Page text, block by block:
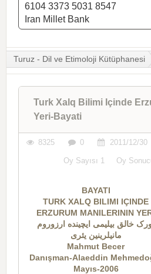
6104 3373 5031 8547
Iran Millet Bank
Turuz - Dil ve Etimoloji Kütüphanesi
Turk Xalq Bilimi Içinde
Yeri-Bayati
8325 0 2011/12/30
Oy Sayısı 1 Oy
BAYATI
TURK XALQ BILIMI IÇINDE
ERZURUM MANILERININ
خالق بیلیمی ایچینده ارزوروم
مانیلرینین یئری
Mahmut Becer
Danışman-Alaeddin
Mayıs-2006